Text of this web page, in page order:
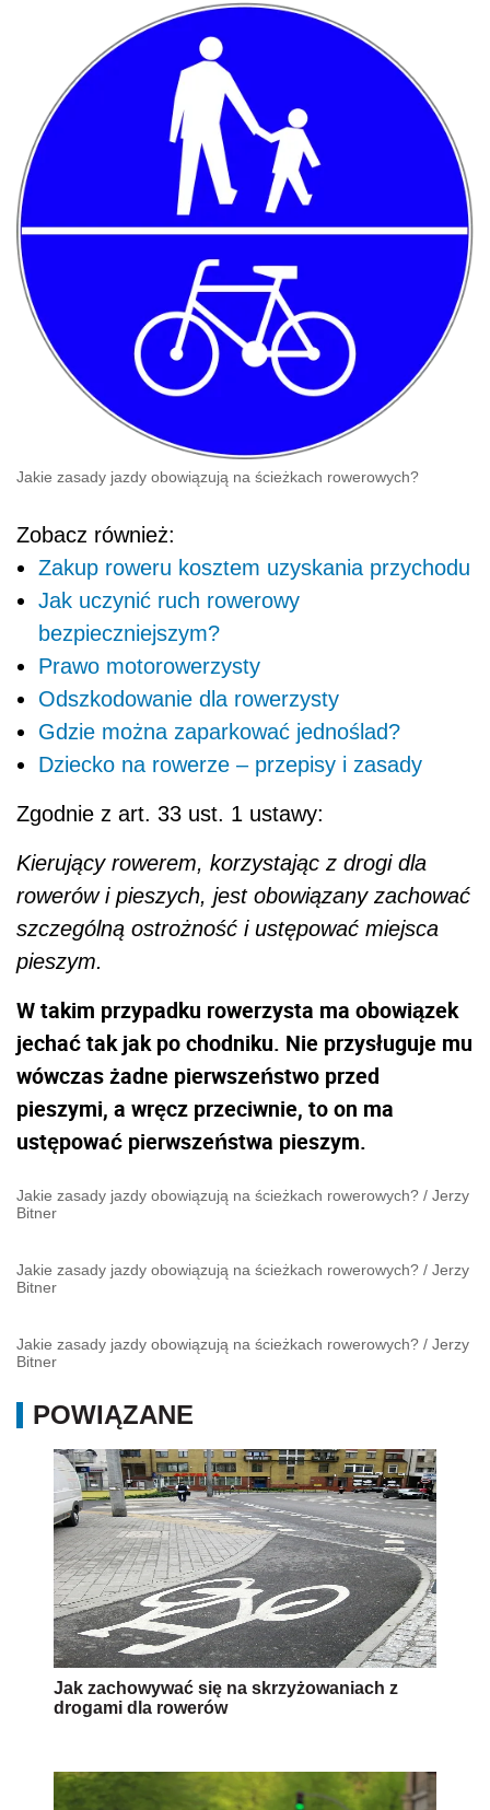
Jakie zasady jazdy obowiązują na ścieżkach rowerowych?
Zobacz również:
Zakup roweru kosztem uzyskania przychodu
Jak uczynić ruch rowerowy
bezpieczniejszym?
Prawo motorowerzysty
Odszkodowanie dla rowerzysty
Gdzie można zaparkować jednoślad?
Dziecko na rowerze – przepisy i zasady
Zgodnie z art. 33 ust. 1 ustawy:
Kierujący rowerem, korzystając z drogi dla
rowerów i pieszych, jest obowiązany zachować
szczególną ostrożność i ustępować miejsca
pieszym.
W takim przypadku rowerzysta ma obowiązek
jechać tak jak po chodniku. Nie przysługuje mu
wówczas żadne pierwszeństwo przed
pieszymi, a wręcz przeciwnie, to on ma
ustępować pierwszeństwa pieszym.
Jakie zasady jazdy obowiązują na ścieżkach rowerowych? / Jerzy
Bitner
Jakie zasady jazdy obowiązują na ścieżkach rowerowych? / Jerzy
Bitner
Jakie zasady jazdy obowiązują na ścieżkach rowerowych? / Jerzy
Bitner
POWIĄZANE
Jak zachowywać się na skrzyżowaniach z
drogami dla rowerów